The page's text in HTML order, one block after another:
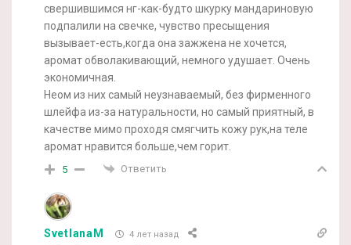
свершившимся нг-как-будто шкурку мандариновую
подпалили на свечке, чувство пресыщения
вызывает-есть,когда она зажжена не хочется,
аромат обволакивающий, немного удушает. Очень
экономичная.
Неом из них самый неузнаваемый, без фирменного
шлейфа из-за натуральности, но самый приятный, в
качестве мимо проходя смягчить кожу рук,на теле
аромат нравится больше,чем горит.
5 Ответить
SvetlanaM 4 лет назад